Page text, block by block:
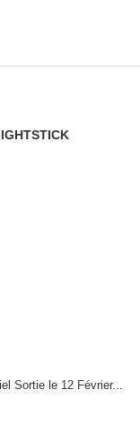
Sortie le 12 Février...